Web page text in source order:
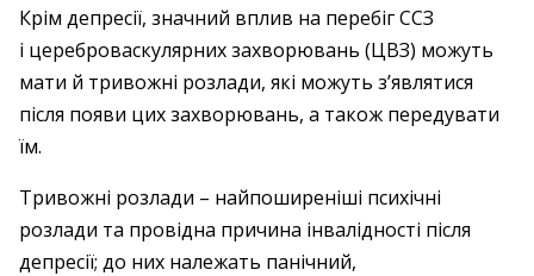
Крім депресії, значний вплив на перебіг ССЗ
і цереброваскулярних захворювань (ЦВЗ) можуть
мати й тривожні розлади, які можуть з’являтися
після появи цих захворювань, а також передувати
їм.
Тривожні розлади – найпоширеніші психічні
розлади та провідна причина інвалідності після
депресії; до них належать панічний,